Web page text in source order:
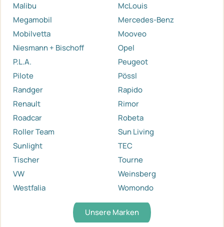
Malibu
McLouis
Megamobil
Mercedes-Benz
Mobilvetta
Mooveo
Niesmann + Bischoff
Opel
P.L.A.
Peugeot
Pilote
Pössl
Randger
Rapido
Renault
Rimor
Roadcar
Robeta
Roller Team
Sun Living
Sunlight
TEC
Tischer
Tourne
VW
Weinsberg
Westfalia
Womondo
Unsere Marken